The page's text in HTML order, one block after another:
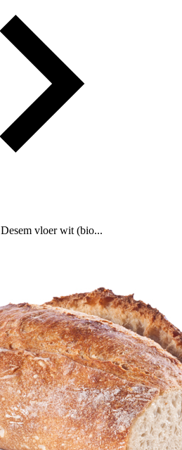
Desem vloer wit (bio...